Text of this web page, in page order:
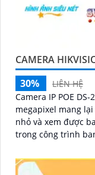
CAMERA
30%
LIÊN HỆ
Camera IP POE
megapixel mang
nhỏ và xem được ban
trong công trình